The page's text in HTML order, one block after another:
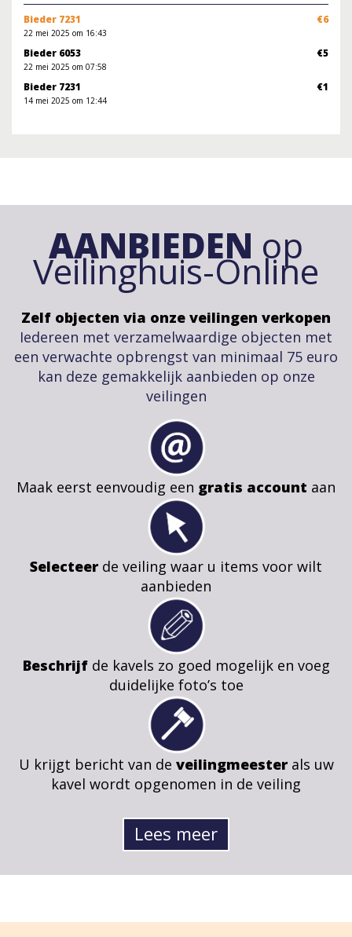
Bieder 7231 €6
22 mei 2025 om 16:43
Bieder 6053 €5
22 mei 2025 om 07:58
Bieder 7231 €1
14 mei 2025 om 12:44
AANBIEDEN op
Veilinghuis-Online
Zelf objecten via onze veilingen verkopen
Iedereen met verzamelwaardige objecten met
een verwachte opbrengst van minimaal 75 euro
kan deze gemakkelijk aanbieden op onze
veilingen
Maak eerst eenvoudig een gratis account aan
Selecteer de veiling waar u items voor wilt
aanbieden
Beschrijfde kavels zo goed mogelijk en voeg
duidelijke foto’s toe
U krijgt bericht van de veilingmeesterals uw
kavel wordt opgenomen in de veiling
Lees meer